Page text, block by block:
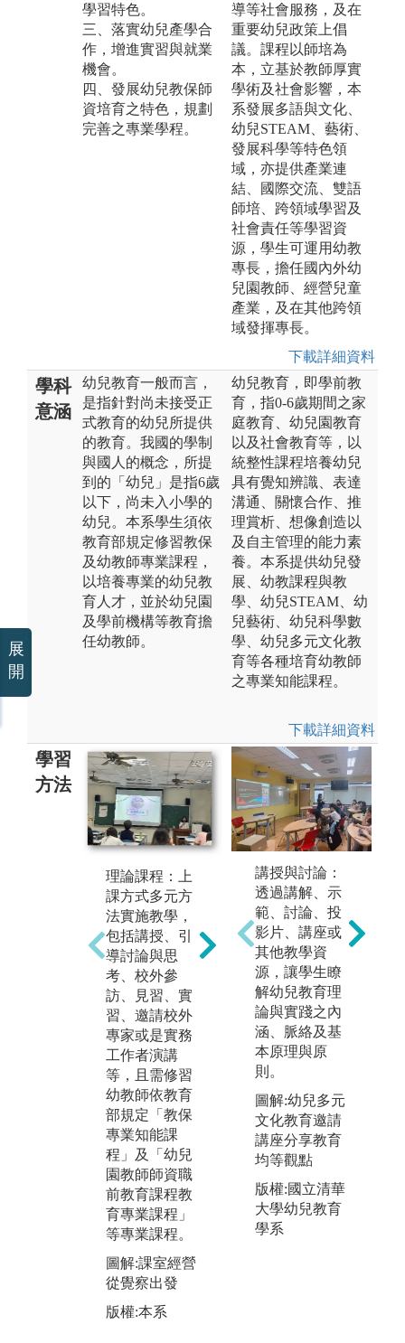
學習特色。
三、落實幼兒產學合
作，增進實習與就業
機會。
四、發展幼兒教保師
資培育之特色，規劃
完善之專業學程。
導等社會服務，及在
重要幼兒政策上倡
議。課程以師培為
本，立基於教師厚實
學術及社會影響，本
系發展多語與文化、
幼兒STEAM、藝術、
發展科學等特色領
域，亦提供產業連
結、國際交流、雙語
師培、跨領域學習及
社會責任等學習資
源，學生可運用幼教
專長，擔任國內外幼
兒園教師、經營兒童
產業，及在其他跨領
域發揮專長。
下載詳細資料
學科
意涵
幼兒教育一般而言，
是指針對尚未接受正
式教育的幼兒所提供
的教育。我國的學制
與國人的概念，所提
到的「幼兒」是指6歲
以下，尚未入小學的
幼兒。本系學生須依
教育部規定修習教保
及幼教師專業課程，
以培養專業的幼兒教
育人才，並於幼兒園
及學前機構等教育擔
任幼教師。
幼兒教育，即學前教
育，指0-6歲期間之家
庭教育、幼兒園教育
以及社會教育等，以
統整性課程培養幼兒
具有覺知辨識、表達
溝通、關懷合作、推
理賞析、想像創造以
及自主管理的能力素
養。本系提供幼兒發
展、幼教課程與教
學、幼兒STEAM、幼
兒藝術、幼兒科學數
學、幼兒多元文化教
育等各種培育幼教師
之專業知能課程。
下載詳細資料
學習
方法
理論課程：上
課方式多元方
法實施教學，
包括講授、引
導討論與思
考、校外參
訪、見習、實
習、邀請校外
專家或是實務
工作者演講
等，且需修習
幼教師依教育
部規定「教保
專業知能課
程」及「幼兒
園教師師資職
前教育課程教
育專業課程」
等專業課程。
圖解:課室經營
從覺察出發
版權:本系
實務演練：進
入幼兒園進行
觀察、見習、
試教及營隊活
動，親身體驗
教學現場運作
與師生互動，
深入了解教師
專業角色。透
過實務演練，
學生將理論課
程與教學實務
結合，培養教
學敏感度與專
業能力，為未
來教育工作奠
定基礎。
圖解:至偏鄉帶
領幼兒營隊
講授與討論：
透過講解、示
範、討論、投
影片、講座或
其他教學資
源，讓學生瞭
解幼兒教育理
論與實踐之內
涵、脈絡及基
本原理與原
則。
圖解:幼兒多元
文化教育邀請
講座分享教育
均等觀點
版權:國立清華
大學幼兒教育
學系
展
開